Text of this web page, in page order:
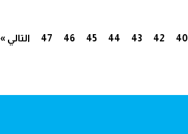
40
42
43
44
45
46
47 التالي »